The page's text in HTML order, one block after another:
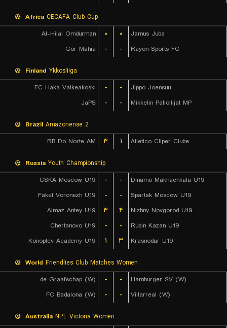
Africa CECAFA Club Cup
Al-Hilal Omdurman
۰ ۰
Jamus Juba
Gor Mahia
- - Rayon Sports FC
Finland Ykkosliiga
FC Haka Valkeakoski
- -
Jippo Joensuu
JaPS
- - Mikkelin Palloilijat MP
Brazil Amazonense 2
RB Do Norte AM
۳ ۱ Atletico Cliper Clube
Russia Youth Championship
CSKA Moscow U19
- -
Dinamo Makhachkala U19
Fakel Voronezh U19
- -
Spartak Moscow U19
Almaz Antey U19
۳ ۴
Nizhny Novgorod U19
Chertanovo U19
- -
Rubin Kazan U19
Konoplev Academy U19
۱ ۳ Krasnodar U19
World Friendlies Club Matches Women
de Graafschap (W)
- -
Hamburger SV (W)
FC Badalona (W)
- - Villarreal (W)
Australia NPL Victoria Women